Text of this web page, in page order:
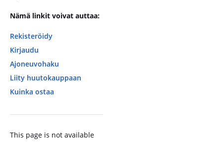
Nämä linkit voivat auttaa:
Rekisteröidy
Kirjaudu
Ajoneuvohaku
Liity huutokauppaan
Kuinka ostaa
This page is not available